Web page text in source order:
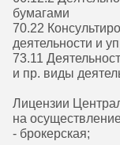
бумагами
70.22
деятельности и
73.11
и пр. виды
Лицензии
на
- брокерская;